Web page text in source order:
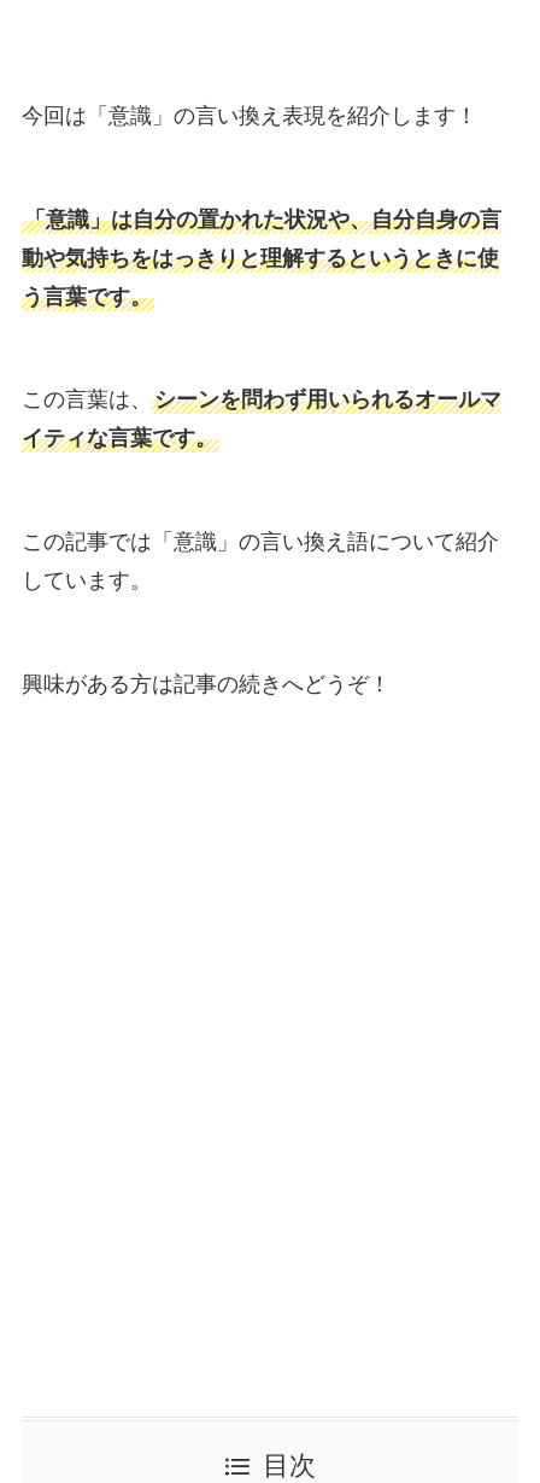
今回は「意識」の言い換え表現を紹介します！
「意識」は自分の置かれた状況や、自分自身の言
動や気持ちをはっきりと理解するというときに使
う言葉です。
この言葉は、 シーンを問わず用いられるオールマ
イティな言葉です。
この記事では「意識」の言い換え語について紹介
しています。
興味がある方は記事の続きへどうぞ！
目次